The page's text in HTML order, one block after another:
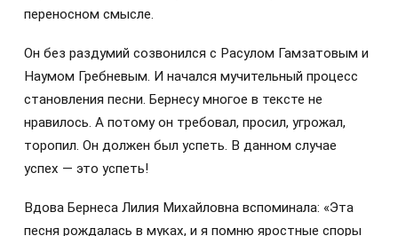
переносном смысле.
Он без раздумий созвонился с Расулом Гамзатовым и
Наумом Гребневым. И начался мучительный процесс
становления песни. Бернесу многое в тексте не
нравилось. А потому он требовал, просил, угрожал,
торопил. Он должен был успеть. В данном случае
успех — это успеть!
Вдова Бернеса Лилия Михайловна вспоминала: «Эта
песня рождалась в муках, и я помню яростные споры